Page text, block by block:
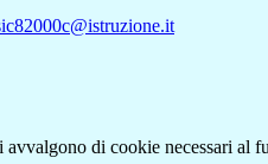
di cookie necessari al